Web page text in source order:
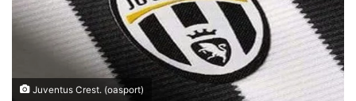
Juventus Crest. (oasport)